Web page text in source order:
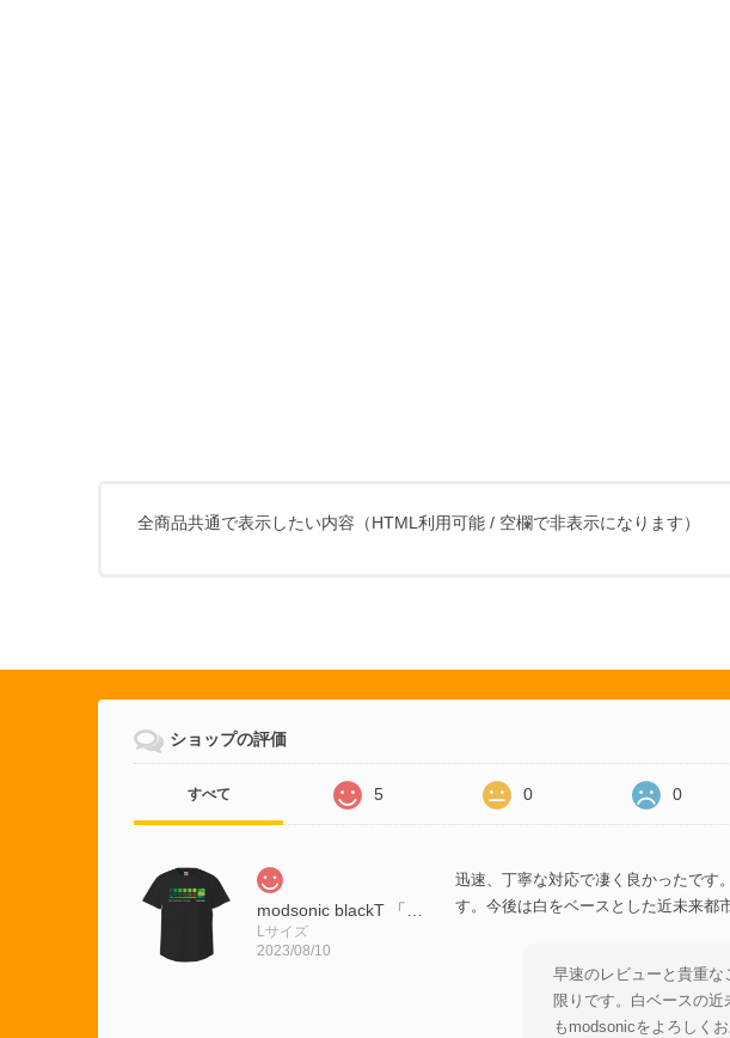
全商品共通で表示したい内容（HTML利用可能 / 空欄で非表示になります）
ショップの評価
すべて 5 0 0
Lサイズ
2023/08/10
迅速、丁寧な対応で凄く良かったです
す。今後は白をベースとした近未来都
早速のレビューと貴重
限りです。白ベースの近
もmodsonicをよろしくお